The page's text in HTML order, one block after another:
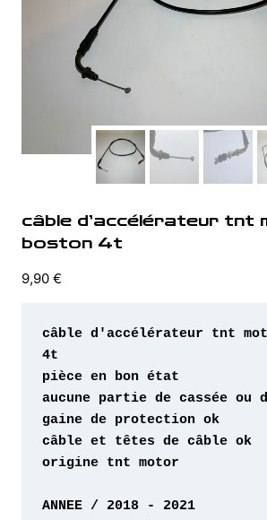
câble d’accélérateur tnt
boston 4t
9,90 €
câble d'accélérateur tnt
origine tnt motor
ANNEE / 2018 - 2021